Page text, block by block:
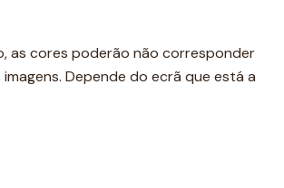
as cores poderão não corresponder
Depende do ecrã que está a